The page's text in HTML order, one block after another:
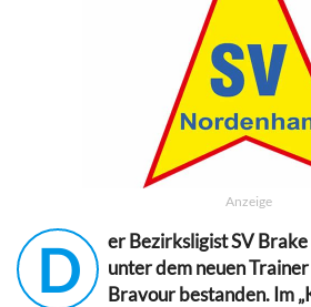
Anzeige
D
er Bezirksligist SV
unter dem neuen
Bravour bestanden. Im